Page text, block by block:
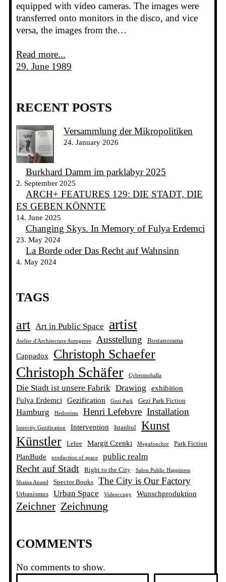
equipped with video cameras. The images were
transferred onto monitors in the disco, and vice
versa, the images from the…
Read more...
29. June 1989
RECENT POSTS
Versammlung der Mikropolitiken
24. January 2026
Burkhard Damm im parklabyr 2025
2. September 2025
ARCH+ FEATURES 129: DIE STADT, DIE
ES GEBEN KÖNNTE
14. June 2025
Changing Skys. In Memory of Fulya Erdemci
23. May 2024
La Borde oder Das Recht auf Wahnsinn
4. May 2024
TAGS
art Art in Public Space artist
Atelier d'Architecture Autogeree Ausstellung Bostanorama
Cappadox Christoph Schaefer
Christoph Schäfer Cybermohalla
Die Stadt ist unsere Fabrik Drawing
exhibition
Fulya Erdemci Gezification Gezi Park Gezi Park Fiction
Hamburg Hedonism Henri Lefebvre Installation
Intercity Gezification Intervention Istanbul Kunst
Künstler Lehre Margit Czenki Megafonchor Park Fiction
PlanBude production of space public realm
Recht auf Stadt Right to the City Salon Public Happiness
Shaina Anand Spector Books The City is Our Factory
Urbanismus Urban Space Videoccupy Wunschproduktion
Zeichner Zeichnung
COMMENTS
No comments to show.